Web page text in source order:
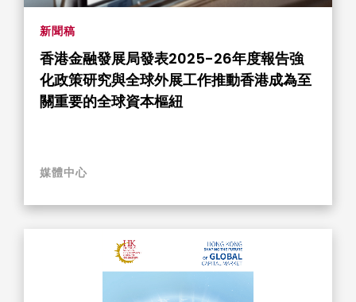
新聞稿
香港金融發展局發表2025-26年度報告強
化政策研究與全球外展工作推動香港成為至
關重要的全球資本樞紐
媒體中心